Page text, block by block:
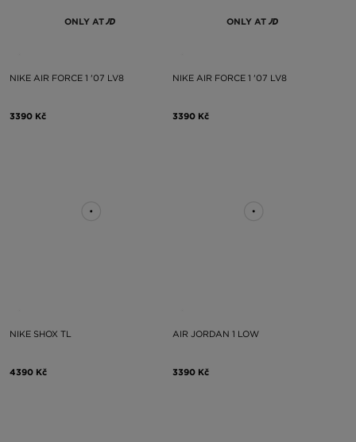
ONLY AT
NIKE AIR FORCE 1 '07 LV8
3390 Kč
ONLY AT
NIKE AIR FORCE 1 '07 LV8
3390 Kč
NIKE SHOX TL
4390 Kč
AIR JORDAN 1 LOW
3390 Kč